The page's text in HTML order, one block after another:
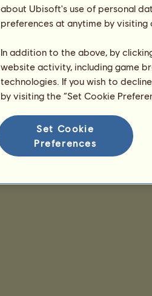
about Ubisoft's use of personal
preferences at anytime by
In addition to the above, by
website activity, including game
technologies. If you wish to
by visiting the “Set Cookie
Set Cookie
Preferences